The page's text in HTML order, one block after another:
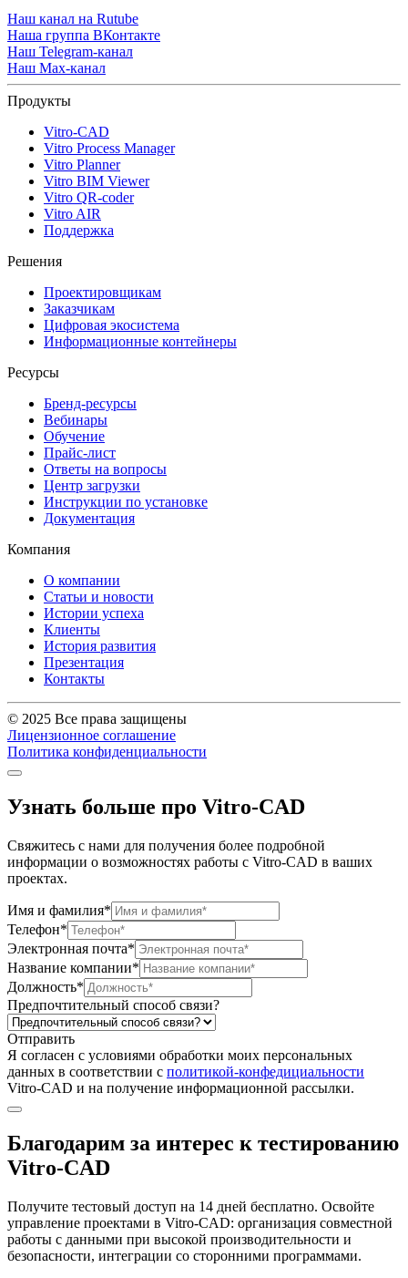
Наш канал на Rutube
Наша группа ВКонтакте
Наш Telegram-канал
Наш Max-канал
Продукты
Vitro-CAD
Vitro Process Manager
Vitro Planner
Vitro BIM Viewer
Vitro QR-coder
Vitro AIR
Поддержка
Решения
Проектировщикам
Заказчикам
Цифровая экосистема
Информационные контейнеры
Ресурсы
Бренд-ресурсы
Вебинары
Обучение
Прайс-лист
Ответы на вопросы
Центр загрузки
Инструкции по установке
Документация
Компания
О компании
Статьи и новости
Истории успеха
Клиенты
История развития
Презентация
Контакты
© 2025 Все права защищены
Лицензионное соглашение
Политика конфиденциальности
Узнать больше про Vitro-CAD
Свяжитесь с нами для получения более подробной
информации о возможностях работы с Vitro-CAD в ваших
проектах.
Имя и фамилия*
Телефон*
Электронная почта*
Название компании*
Должность*
Предпочтительный способ связи?
Отправить
Я согласен c условиями обработки моих персональных
данных в соответствии с политикой-конфедициальности
Vitro-CAD и на получение информационной рассылки.
Благодарим за интерес к тестированию
Vitro-CAD
Получите тестовый доступ на 14 дней бесплатно. Освойте
управление проектами в Vitro-CAD: организация совместной
работы с данными при высокой производительности и
безопасности, интеграции со сторонними программами.